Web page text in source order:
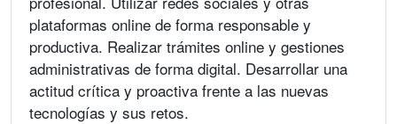
plataformas online de forma responsable y
productiva. Realizar trámites online y gestiones
administrativas de forma digital. Desarrollar una
actitud crítica y proactiva frente a las nuevas
tecnologías y sus retos.